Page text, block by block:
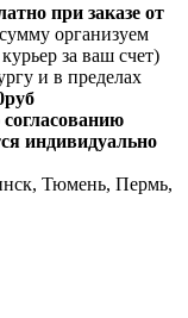
при заказе от
организуем
за ваш счет)
и в пределах
согласованию
индивидуально
Тюмень, Пермь,